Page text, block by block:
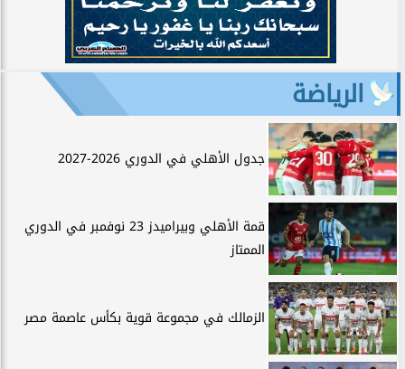
الرياضة
جدول الأهلي في الدوري 2026-2027
قمة الأهلي وبيراميدز 23 نوفمبر في الدوري
الممتاز
الزمالك في مجموعة قوية بكأس عاصمة مصر